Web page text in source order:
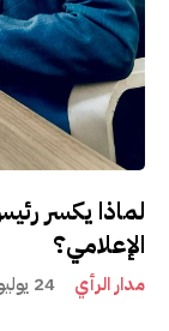
لماذا يكسر
الإعلامي؟
مدار الرأي 24 يوليو 2026، 16:32 مساءً